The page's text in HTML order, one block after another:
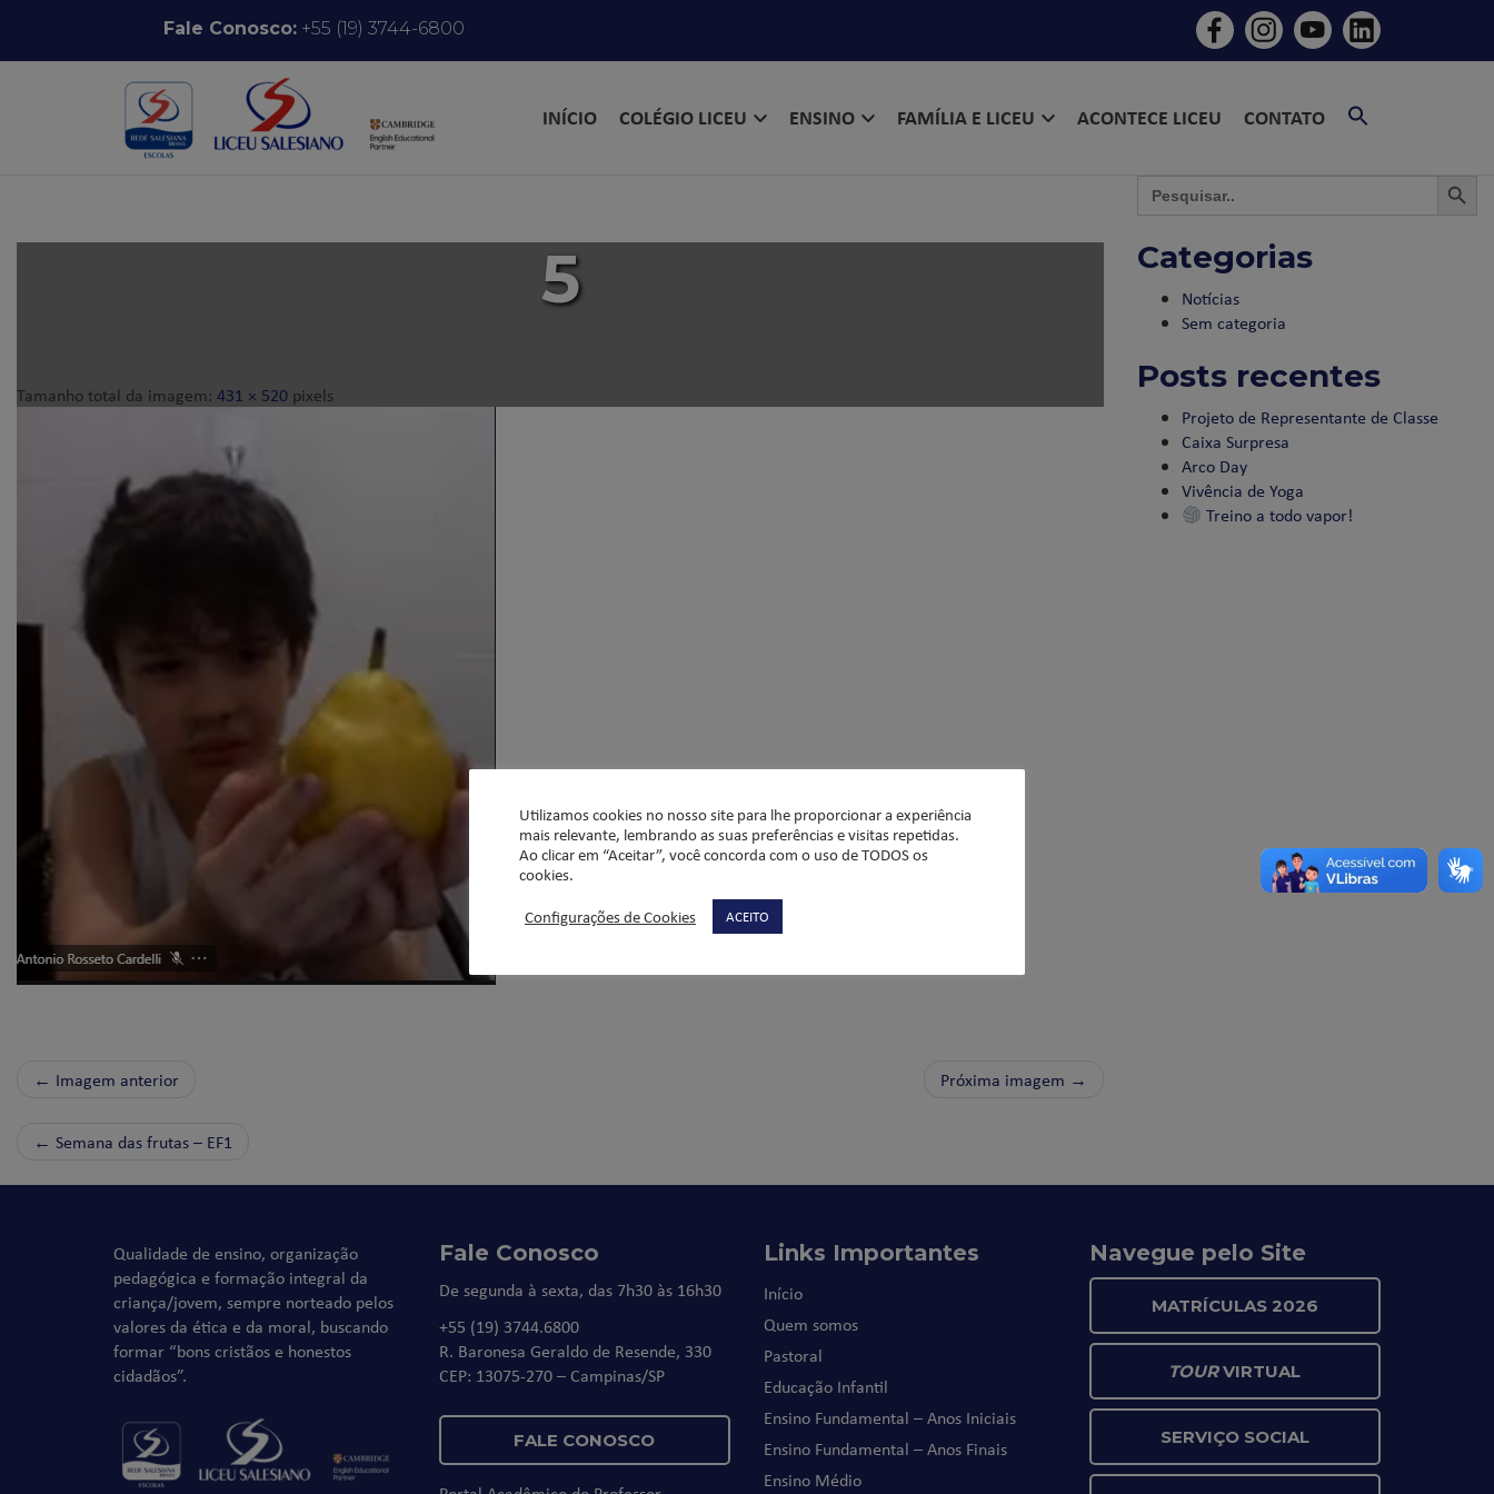
Pular para o conteúdoFale Conosco:+55 (19) 3744-6800
INÍCIO COLÉGIO LICEU ENSINO FAMÍLIA E LICEU ACONTECE LICEU CONTATO
5
Tamanho total da imagem: 431 × 520 pixels
← Imagem anterior Próxima imagem →
← Semana das frutas – EF1
Search
for:
Categorias
Notícias
Sem categoria
Posts recentes
Projeto de Representante de Classe
Caixa Surpresa
Arco Day
Vivência de Yoga
Treino a todo vapor!
Qualidade de ensino, organização
pedagógica e formação integral da
criança/jovem, sempre norteado pelos
valores da ética e da moral, buscando
formar “bons cristãos e honestos
cidadãos”.
Fale Conosco
De segunda à sexta, das 7h30 às 16h30
+55 (19) 3744.6800
R. Baronesa Geraldo de Resende, 330
CEP: 13075-270 – Campinas/SP
FALE CONOSCO
Links Importantes
Início
Quem somos
Pastoral
Educação Infantil
Ensino Fundamental – Anos Iniciais
Ensino Fundamental – Anos Finais
Ensino Médio
Navegue pelo Site
MATRÍCULAS 2026
TOURVIRTUAL
SERVIÇO SOCIAL
Utilizamos cookies no nosso site para lhe proporcionar a experiência
mais relevante, lembrando as suas preferências e visitas repetidas.
Ao clicar em “Aceitar”, você concorda com o uso de TODOS os
cookies.
Configurações de Cookies
ACEITO